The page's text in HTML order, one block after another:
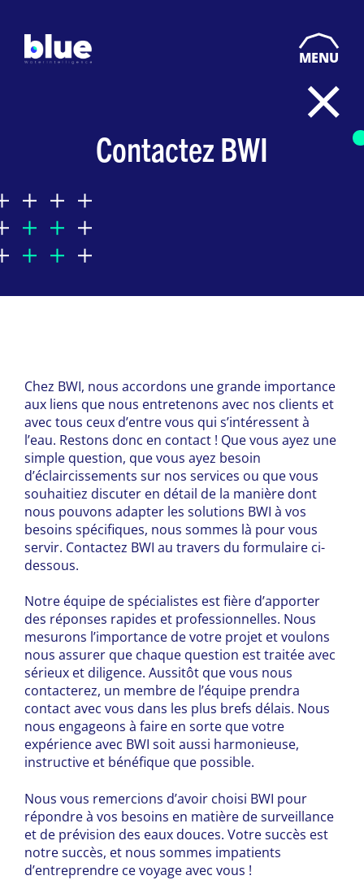
MENU
Contactez BWI
Chez BWI, nous accordons une grande importance
aux liens que nous entretenons avec nos clients et
avec tous ceux d’entre vous qui s’intéressent à
l’eau. Restons donc en contact ! Que vous ayez une
simple question, que vous ayez besoin
d’éclaircissements sur nos services ou que vous
souhaitiez discuter en détail de la manière dont
nous pouvons adapter les solutions BWI à vos
besoins spécifiques, nous sommes là pour vous
servir. Contactez BWI au travers du formulaire ci-
dessous.
Notre équipe de spécialistes est fière d’apporter
des réponses rapides et professionnelles. Nous
mesurons l’importance de votre projet et voulons
nous assurer que chaque question est traitée avec
sérieux et diligence. Aussitôt que vous nous
contacterez, un membre de l’équipe prendra
contact avec vous dans les plus brefs délais. Nous
nous engageons à faire en sorte que votre
expérience avec BWI soit aussi harmonieuse,
instructive et bénéfique que possible.
Nous vous remercions d’avoir choisi BWI pour
répondre à vos besoins en matière de surveillance
et de prévision des eaux douces. Votre succès est
notre succès, et nous sommes impatients
d’entreprendre ce voyage avec vous !